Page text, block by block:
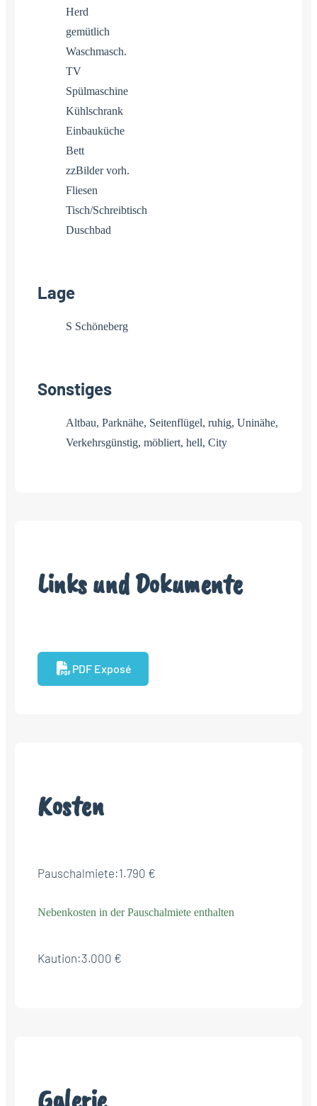
Herd
gemütlich
Waschmasch.
TV
Spülmaschine
Kühlschrank
Einbauküche
Bett
zzBilder vorh.
Fliesen
Tisch/Schreibtisch
Duschbad
Lage
S Schöneberg
Sonstiges
Altbau, Parknähe, Seitenflügel, ruhig, Uninähe,
Verkehrsgünstig, möbliert, hell, City
Links und Dokumente
PDF Exposé
Kosten
Pauschalmiete:1.790 €
Nebenkosten in der Pauschalmiete enthalten
Kaution:3.000 €